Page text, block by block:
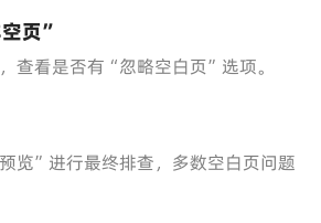
页”
查看是否有“忽略空白页”选项。
览”进行最终排查，多数空白页问题